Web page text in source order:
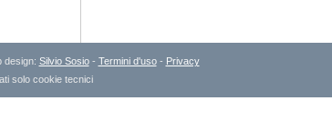
design: Silvio Sosio- Termini d'uso- Privacy
solo cookie tecnici